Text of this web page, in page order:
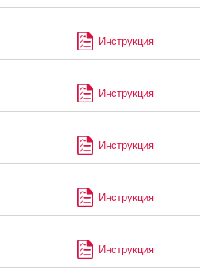
Инструкция
Инструкция
Инструкция
Инструкция
Инструкция